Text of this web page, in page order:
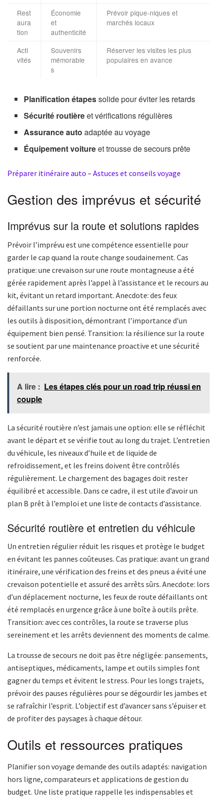
Rest
aura
tion
Économie
et
authenticité
Prévoir pique-niques et
marchés locaux
Acti
vités
Souvenirs
mémorable
s
Réserver les visites les plus
populaires en avance
Planification étapessolide pour éviter les retards
Sécurité routièreet vérifications régulières
Assurance auto adaptée au voyage
Équipement voitureet trousse de secours prête
Préparer itinéraire auto – Astuces et conseils voyage
Gestion des imprévus et sécurité
Imprévus sur la route et solutions rapides
Prévoir l’imprévu est une compétence essentielle pour
garder le cap quand la route change soudainement. Cas
pratique: une crevaison sur une route montagneuse a été
gérée rapidement après l’appel à l’assistance et le recours au
kit, évitant un retard important. Anecdote: des feux
défaillants sur une portion nocturne ont été remplacés avec
les outils à disposition, démontrant l’importance d’un
équipement bien pensé. Transition: la résilience sur la route
se soutient par une maintenance proactive et une sécurité
renforcée.
A lire : Les étapes clés pour un road trip réussi en
couple
La sécurité routière n’est jamais une option: elle se réfléchit
avant le départ et se vérifie tout au long du trajet. L’entretien
du véhicule, les niveaux d’huile et de liquide de
refroidissement, et les freins doivent être contrôlés
régulièrement. Le chargement des bagages doit rester
équilibré et accessible. Dans ce cadre, il est utile d’avoir un
plan B prêt à l’emploi et une liste de contacts d’assistance.
Sécurité routière et entretien du véhicule
Un entretien régulier réduit les risques et protège le budget
en évitant les pannes coûteuses. Cas pratique: avant un grand
itinéraire, une vérification des freins et des pneus a évité une
crevaison potentielle et assuré des arrêts sûrs. Anecdote: lors
d’un déplacement nocturne, les feux de route défaillants ont
été remplacés en urgence grâce à une boîte à outils prête.
Transition: avec ces contrôles, la route se traverse plus
sereinement et les arrêts deviennent des moments de calme.
La trousse de secours ne doit pas être négligée: pansements,
antiseptiques, médicaments, lampe et outils simples font
gagner du temps et évitent le stress. Pour les longs trajets,
prévoir des pauses régulières pour se dégourdir les jambes et
se rafraîchir l’esprit. L’objectif est d’avancer sans s’épuiser et
de profiter des paysages à chaque détour.
Outils et ressources pratiques
Planifier son voyage demande des outils adaptés: navigation
hors ligne, comparateurs et applications de gestion du
budget. Une liste pratique rappelle les indispensables et